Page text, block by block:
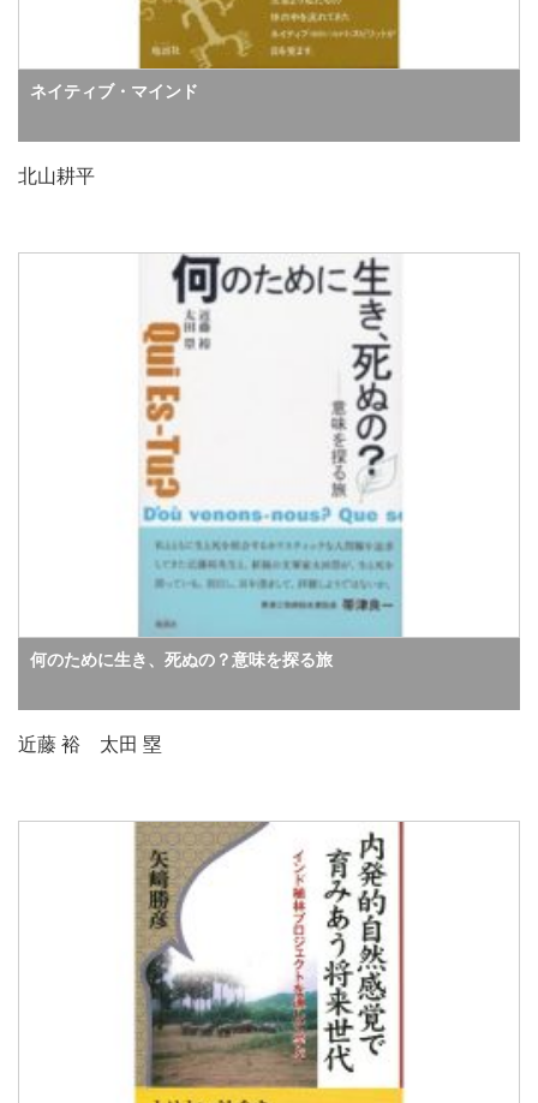
ネイティブ・マインド
北山耕平
何のために生き、死ぬの？意味を探る旅
近藤 裕 太田 塁